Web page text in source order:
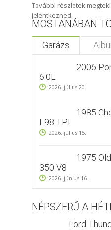
További részletek
jelentkezned.
MOSTANÁBAN
Garázs
2006
6.0L
2026. július 20.
1985
L98 TPI
2026. július 15.
1975
350 V8
2026. június 16.
NÉPSZERŰ A
Ford